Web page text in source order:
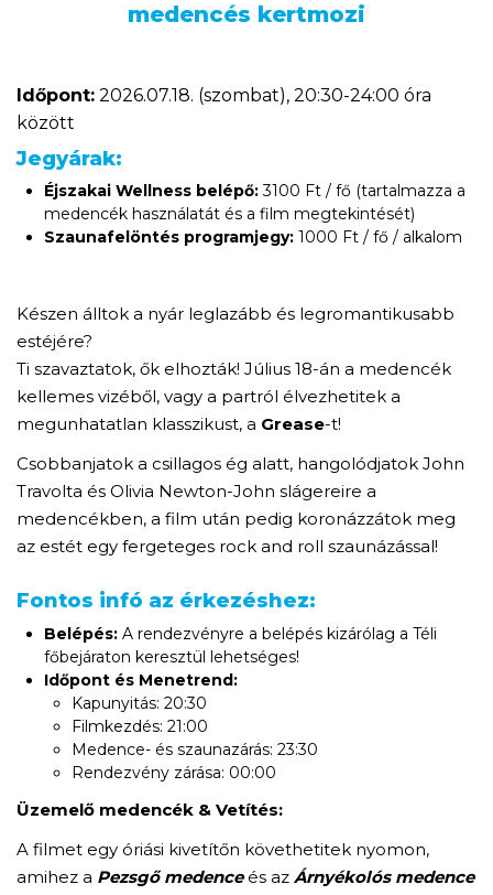
medencés kertmozi
Időpont: 2026.07.18. (szombat), 20:30-24:00 óra
között
Jegyárak:
Éjszakai Wellness belépő:3100 Ft / fő (tartalmazza a
medencék használatát és a film megtekintését)
Szaunafelöntés programjegy: 1000 Ft / fő / alkalom
Készen álltok a nyár leglazább és legromantikusabb
estéjére?
Ti szavaztatok, ők elhozták! Július 18-án a medencék
kellemes vizéből, vagy a partról élvezhetitek a
megunhatatlan klasszikust, a Grease-t!
Csobbanjatok a csillagos ég alatt, hangolódjatok John
Travolta és Olivia Newton-John slágereire a
medencékben, a film után pedig koronázzátok meg
az estét egy fergeteges rock and roll szaunázással!
Fontos infó az érkezéshez:
Belépés: A rendezvényre a belépés kizárólag a Téli
főbejáraton keresztül lehetséges!
Időpont és Menetrend:
Kapunyitás: 20:30
Filmkezdés: 21:00
Medence- és szaunazárás: 23:30
Rendezvény zárása: 00:00
Üzemelő medencék & Vetítés:
A filmet egy óriási kivetítőn követhetitek nyomon,
amihez a Pezsgő medenceés az Árnyékolós medence